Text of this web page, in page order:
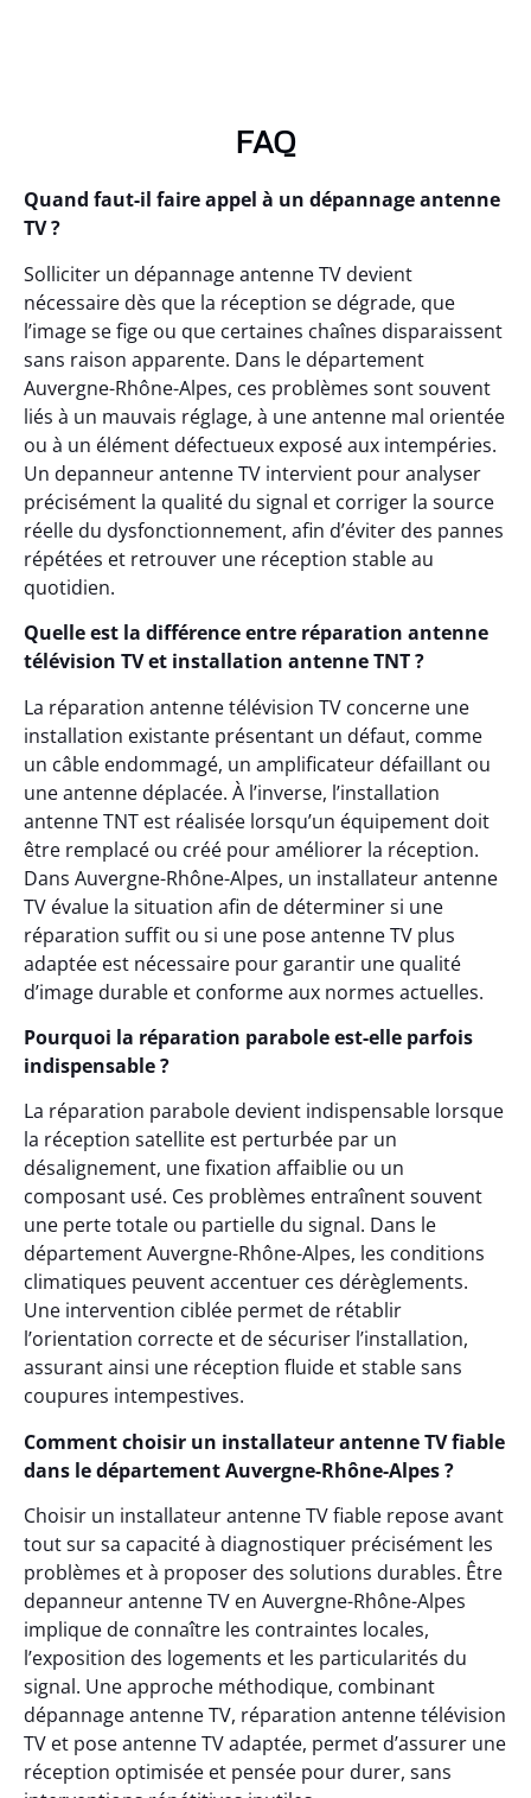
FAQ
Quand faut-il faire appel à un dépannage antenne
TV ?
Solliciter un dépannage antenne TV devient
nécessaire dès que la réception se dégrade, que
l’image se fige ou que certaines chaînes disparaissent
sans raison apparente. Dans le département
Auvergne-Rhône-Alpes, ces problèmes sont souvent
liés à un mauvais réglage, à une antenne mal orientée
ou à un élément défectueux exposé aux intempéries.
Un depanneur antenne TV intervient pour analyser
précisément la qualité du signal et corriger la source
réelle du dysfonctionnement, afin d’éviter des pannes
répétées et retrouver une réception stable au
quotidien.
Quelle est la différence entre réparation antenne
télévision TV et installation antenne TNT ?
La réparation antenne télévision TV concerne une
installation existante présentant un défaut, comme
un câble endommagé, un amplificateur défaillant ou
une antenne déplacée. À l’inverse, l’installation
antenne TNT est réalisée lorsqu’un équipement doit
être remplacé ou créé pour améliorer la réception.
Dans Auvergne-Rhône-Alpes, un installateur antenne
TV évalue la situation afin de déterminer si une
réparation suffit ou si une pose antenne TV plus
adaptée est nécessaire pour garantir une qualité
d’image durable et conforme aux normes actuelles.
Pourquoi la réparation parabole est-elle parfois
indispensable ?
La réparation parabole devient indispensable lorsque
la réception satellite est perturbée par un
désalignement, une fixation affaiblie ou un
composant usé. Ces problèmes entraînent souvent
une perte totale ou partielle du signal. Dans le
département Auvergne-Rhône-Alpes, les conditions
climatiques peuvent accentuer ces dérèglements.
Une intervention ciblée permet de rétablir
l’orientation correcte et de sécuriser l’installation,
assurant ainsi une réception fluide et stable sans
coupures intempestives.
Comment choisir un installateur antenne TV fiable
dans le département Auvergne-Rhône-Alpes ?
Choisir un installateur antenne TV fiable repose avant
tout sur sa capacité à diagnostiquer précisément les
problèmes et à proposer des solutions durables. Être
depanneur antenne TV en Auvergne-Rhône-Alpes
implique de connaître les contraintes locales,
l’exposition des logements et les particularités du
signal. Une approche méthodique, combinant
dépannage antenne TV, réparation antenne télévision
TV et pose antenne TV adaptée, permet d’assurer une
réception optimisée et pensée pour durer, sans